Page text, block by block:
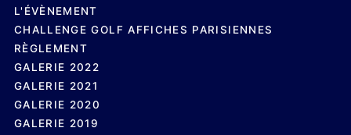
L'ÉVÈNEMENT
CHALLENGE GOLF AFFICHES PARISIENNES
RÈGLEMENT
GALERIE 2022
GALERIE 2021
GALERIE 2020
GALERIE 2019